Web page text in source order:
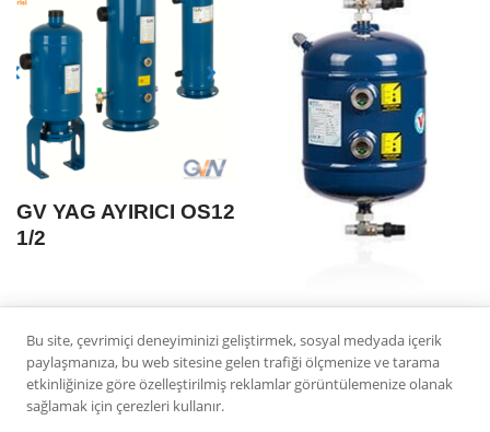
GV YAG AYIRICI OS12
1/2
15 LITRE
Bu site, çevrimiçi deneyiminizi geliştirmek, sosyal medyada içerik
paylaşmanıza, bu web sitesine gelen trafiği ölçmenize ve tarama
etkinliğinize göre özelleştirilmiş reklamlar görüntülemenize olanak
sağlamak için çerezleri kullanır.